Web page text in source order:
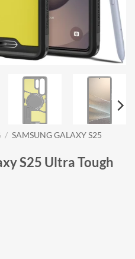
/ SAMSUNG GALAXY S25
S25 Ultra Tough